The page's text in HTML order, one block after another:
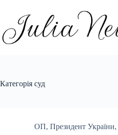
вмісту
Категорія суд
ОП, Президент України,